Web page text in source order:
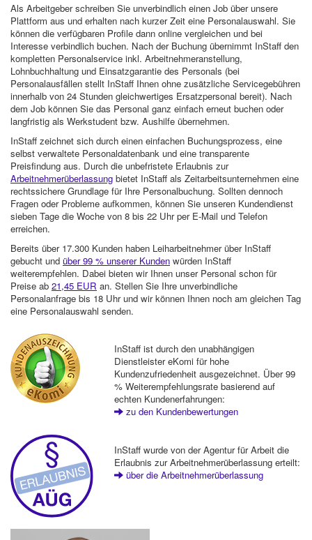
Als Arbeitgeber schreiben Sie unverbindlich einen Job über unsere
Plattform aus und erhalten nach kurzer Zeit eine Personalauswahl. Sie
können die verfügbaren Profile dann online vergleichen und bei
Interesse verbindlich buchen. Nach der Buchung übernimmt InStaff den
kompletten Personalservice inkl. Arbeitnehmeranstellung,
Lohnbuchhaltung und Einsatzgarantie des Personals (bei
Personalausfällen stellt InStaff Ihnen ohne zusätzliche Servicegebühren
innerhalb von 24 Stunden gleichwertiges Ersatzpersonal bereit). Nach
dem Job können Sie das Personal ganz einfach erneut buchen oder
langfristig als Werkstudent bzw. Aushilfe übernehmen.
InStaff zeichnet sich durch einen einfachen Buchungsprozess, eine
selbst verwaltete Personaldatenbank und eine transparente
Preisfindung aus. Durch die unbefristete Erlaubnis zur
Arbeitnehmerüberlassung bietet InStaff als Zeitarbeitsunternehmen eine
rechtssichere Grundlage für Ihre Personalbuchung. Sollten dennoch
Fragen oder Probleme aufkommen, können Sie unseren Kundendienst
sieben Tage die Woche von 8 bis 22 Uhr per E-Mail und Telefon
erreichen.
Bereits über 17.300 Kunden haben Leiharbeitnehmer über InStaff
gebucht und über 99 % unserer Kunden würden InStaff
weiterempfehlen. Dabei bieten wir Ihnen unser Personal schon für
Preise ab 21,45 EUR an. Stellen Sie Ihre unverbindliche
Personalanfrage bis 18 Uhr und wir können Ihnen noch am gleichen Tag
eine Personalauswahl senden.
InStaff ist durch den unabhängigen
Dienstleister eKomi für hohe
Kundenzufriedenheit ausgezeichnet. Über 99
% Weiterempfehlungsrate basierend auf
echten Kundenerfahrungen:
zu den Kundenbewertungen
InStaff wurde von der Agentur für Arbeit die
Erlaubnis zur Arbeitnehmerüberlassung erteilt:
über die Arbeitnehmerüberlassung